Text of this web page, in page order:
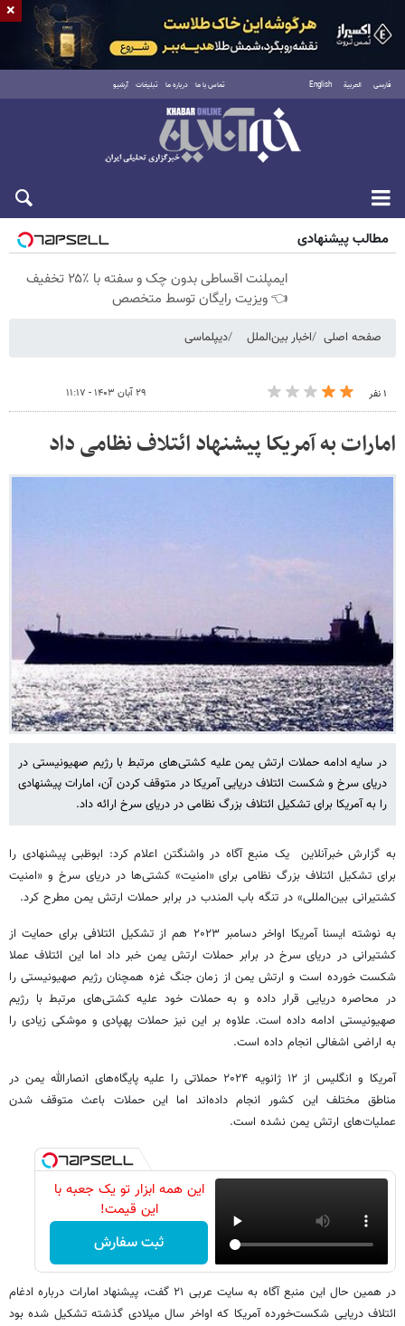
فارسی العربية English تماس با ما درباره ما تبلیغات آرشیو
جمعه ۱۶ مرداد ۱۴۰۵
مطالب پیشنهادی
ایمپلنت اقساطی بدون چک و سفته با ٪۲۵ تخفیف
👈 ویزیت رایگان توسط متخصص
صفحه اصلی اخبار بین‌الملل دیپلماسی
۱ نفر ۲۹ آبان ۱۴۰۳ - ۱۱:۱۷
امارات به آمریکا پیشنهاد ائتلاف نظامی داد
در سایه ادامه حملات ارتش یمن علیه کشتی‌های مرتبط با رژیم صهیونیستی در
دریای سرخ و شکست ائتلاف دریایی آمریکا در متوقف کردن آن، امارات پیشنهادی
را به آمریکا برای تشکیل ائتلاف بزرگ نظامی در دریای سرخ ارائه داد.
به گزارش خبرآنلاین یک منبع آگاه در واشنگتن اعلام کرد: ابوظبی پیشنهادی را
برای تشکیل ائتلاف بزرگ نظامی برای «امنیت» کشتی‌ها در دریای سرخ و «امنیت
کشتیرانی بین‌المللی» در تنگه باب المندب در برابر حملات ارتش یمن مطرح کرد.
به نوشته ایسنا آمریکا اواخر دسامبر ۲۰۲۳ هم از تشکیل ائتلافی برای حمایت از
کشتیرانی در دریای سرخ در برابر حملات ارتش یمن خبر داد اما این ائتلاف عملا
شکست خورده است و ارتش یمن از زمان جنگ غزه همچنان رژیم صهیونیستی را
در محاصره دریایی قرار داده و به حملات خود علیه کشتی‌های مرتبط با رژیم
صهیونیستی ادامه داده است. علاوه بر این نیز حملات پهپادی و موشکی زیادی را
به اراضی اشغالی انجام داده است.
آمریکا و انگلیس از ۱۲ ژانویه ۲۰۲۴ حملاتی را علیه پایگاه‌های انصارالله یمن در
مناطق مختلف این کشور انجام داده‌اند اما این حملات باعث متوقف شدن
عملیات‌های ارتش یمن نشده است.
این همه ابزار تو یک جعبه با
این قیمت!
ثبت سفارش
در همین حال این منبع آگاه به سایت عربی ۲۱ گفت، پیشنهاد امارات درباره ادغام
ائتلاف دریایی شکست‌خورده آمریکا که اواخر سال میلادی گذشته تشکیل شده بود
×